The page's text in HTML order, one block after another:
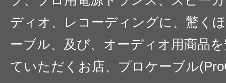
ディオ、レコーディングに、驚く
ーブル、及び、オーディオ用商品
ていただくお店、プロケーブル